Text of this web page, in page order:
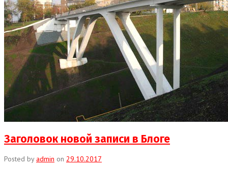
Заголовок новой записи в Блоге
Posted by admin on 29.10.2017